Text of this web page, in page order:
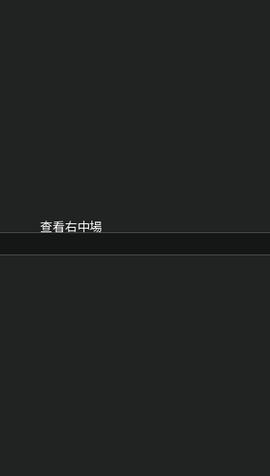
查看右中場